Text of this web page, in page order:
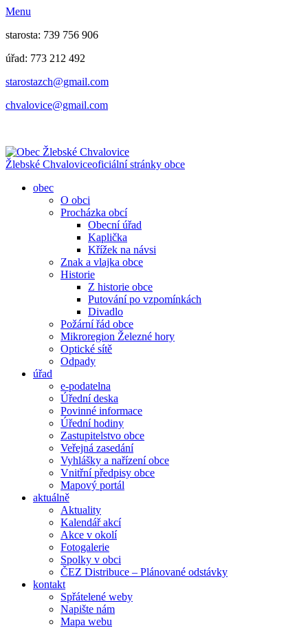
Menu
starosta: 739 756 906
úřad: 773 212 492
​​​​starostazch@gmail.com
​​​​chvalovice@gmail.com
Žlebské Chvaloviceoficiální stránky obce
obec
O obci
Procházka obcí
Obecní úřad
Kaplička
Křížek na návsi
Znak a vlajka obce
Historie
Z historie obce
Putování po vzpomínkách
Divadlo
Požární řád obce
Mikroregion Železné hory
Optické sítě
Odpady
úřad
e-podatelna
Úřední deska
Povinné informace
Úřední hodiny
Zastupitelstvo obce
Veřejná zasedání
Vyhlášky a nařízení obce
Vnitřní předpisy obce
Mapový portál
aktuálně
Aktuality
Kalendář akcí
Akce v okolí
Fotogalerie
Spolky v obci
ČEZ Distribuce – Plánované odstávky
kontakt
Spřátelené weby
Napište nám
Mapa webu